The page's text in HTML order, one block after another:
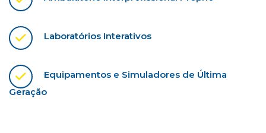
Laboratórios Interativos
Equipamentos e Simuladores de Última
Geração